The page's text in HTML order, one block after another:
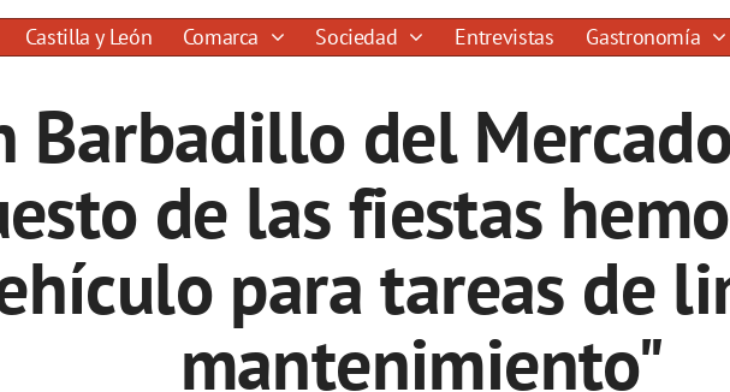
Castilla y León Comarca Sociedad Entrevistas Gastronomía
Barbadillo del
de las fiestas
para tareas de
mantenimiento"